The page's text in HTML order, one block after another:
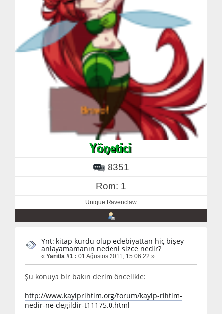
8351
Rom: 1
Unique Ravenclaw
Ynt: kitap kurdu olup edebiyattan hiç bişey
anlayamamanın nedeni sizce nedir?
« Yanıtla #1 : 01 Ağustos 2011, 15:06:22 »
Şu konuya bir bakın derim öncelikle:
http://www.kayiprihtim.org/forum/kayip-rihtim-
nedir-ne-degildir-t11175.0.html